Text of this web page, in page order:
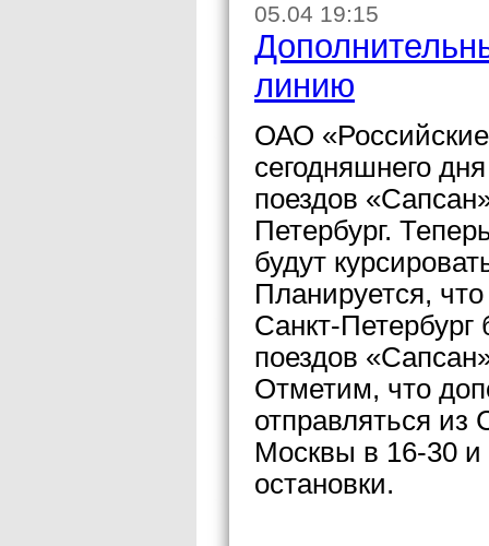
05.04 19:15
линию
ОАО
сегодняшнего
поездов
Петербург.
будут
Планируется,
Санкт-Петербург
поездов
Отметим, что
отправляться из
Москвы в 16-30 и
остановки.